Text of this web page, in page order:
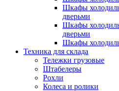
Шкафы
дверьми
Шкафы
дверьми
Шкафы
Техника для склада
Тележки грузовые
Штабелеры
Рохли
Колеса и ролики